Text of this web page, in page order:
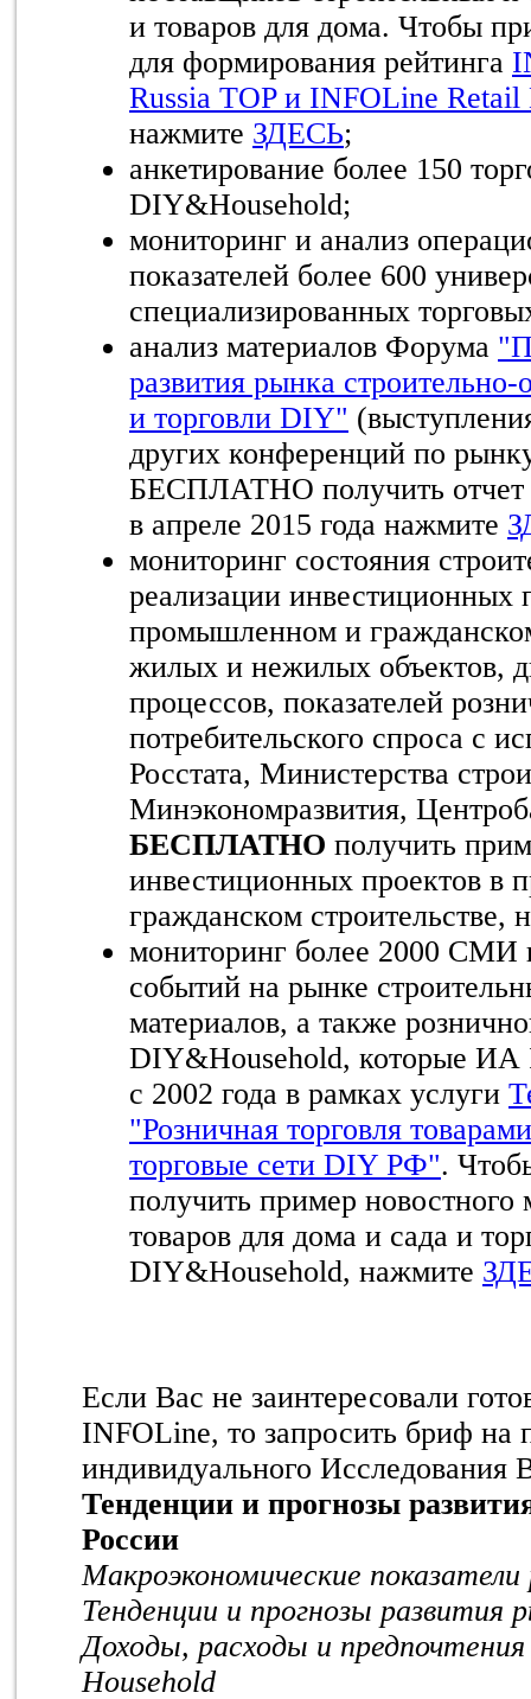
и товаров для дома. Чтобы
для формирования рейтинга
Russia TOP и INFOLine Retail
нажмите ЗДЕСЬ;
анкетирование более 150
DIY&Household;
мониторинг и анализ
показателей более 600
специализированных
анализ материалов Форума
развития рынка
и торговли DIY"
других конференций по
БЕСПЛАТНО получить
в апреле 2015 года нажмите
мониторинг состояния
реализации инвестиционных
промышленном и
жилых и нежилых объектов,
процессов, показателей
потребительского спроса с
Росстата, Министерства
Минэкономразвития,
БЕСПЛАТНО получить
инвестиционных проектов в
гражданском строительстве,
мониторинг более 2000 СМИ
событий на рынке
материалов, а также
DIY&Household, которые ИА
с 2002 года в рамках услуги
"Розничная торговля
торговые сети DIY РФ".
получить пример
товаров для дома и сада и
DIY&Household, нажмите
Если Вас не заинтересовали
INFOLine, то запросить бриф на
индивидуального
Тенденции и прогнозы
России
Макроэкономические показатели
Тенденции и прогнозы развития
Доходы, расходы и
Household